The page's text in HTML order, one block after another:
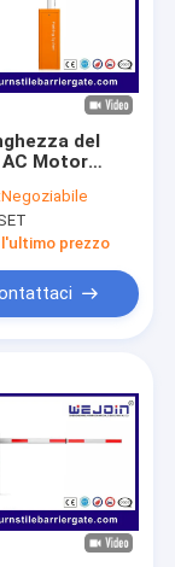
del
Motor
una
sicurezza
Negoziabile
prezzo